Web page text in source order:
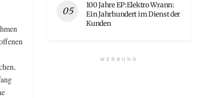
100 Jahre EP:Elektro Wrann:
Ein Jahrhundert im Dienst der
Kunden
WERBUNG